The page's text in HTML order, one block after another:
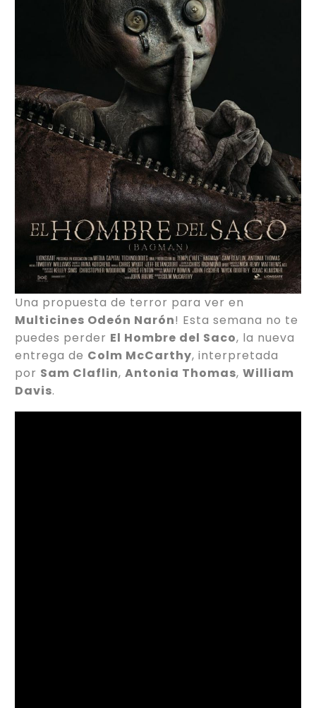
Una propuesta de terror para ver en
Multicines Odeón Narón! Esta semana no te
puedes perder El Hombre del Saco, la nueva
entrega de Colm McCarthy, interpretada
por Sam Claflin, Antonia Thomas, William
Davis.